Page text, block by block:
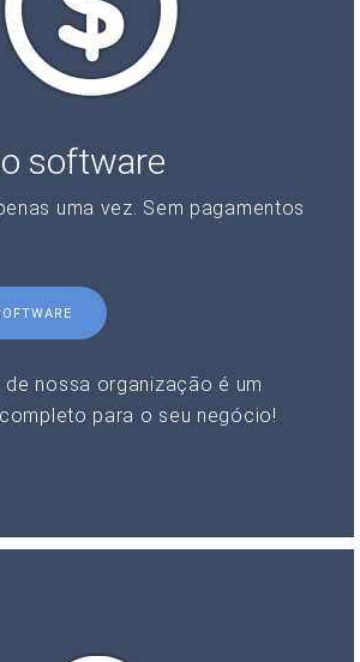
software
uma vez. Sem pagamentos
nossa organização é um
para o seu negócio!